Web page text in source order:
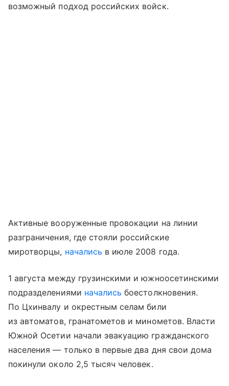
возможный подход российских войск.
Активные вооруженные провокации на линии
разграничения, где стояли российские
миротворцы, начались в июле 2008 года.
1 августа между грузинскими и южноосетинскими
подразделениями начались боестолкновения.
По Цхинвалу и окрестным селам били
из автоматов, гранатометов и минометов. Власти
Южной Осетии начали эвакуацию гражданского
населения — только в первые два дня свои дома
покинули около 2,5 тысяч человек.